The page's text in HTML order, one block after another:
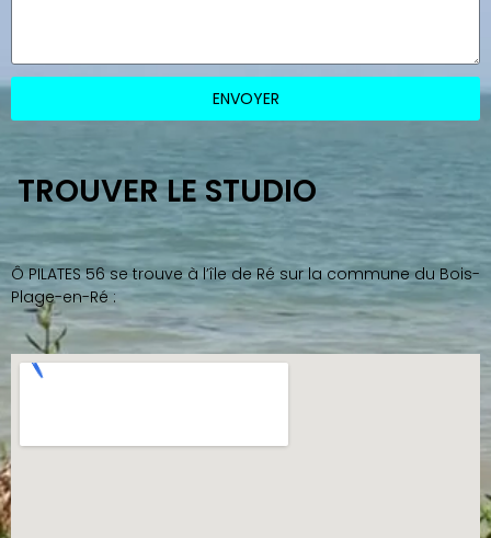
ENVOYER
TROUVER LE STUDIO
Ô PILATES 56 se trouve à l’île de Ré sur la commune du Bois-
Plage-en-Ré :